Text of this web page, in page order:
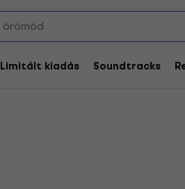
Limitált kiadás Soundtracks